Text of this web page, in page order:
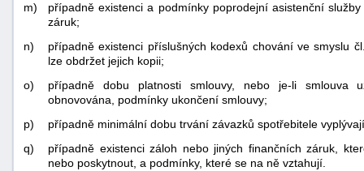
m)
případně existenci a podmínky poprodejní asistenční
záruk;
n)
případně existenci příslušných kodexů chování ve smyslu
lze obdržet jejich kopii;
o)
případně dobu platnosti smlouvy, nebo je-li smlouva
obnovována, podmínky ukončení smlouvy;
p)
případně minimální dobu trvání závazků spotřebitele
q)
případně existenci záloh nebo jiných finančních záruk,
nebo poskytnout, a podmínky, které se na ně vztahují.